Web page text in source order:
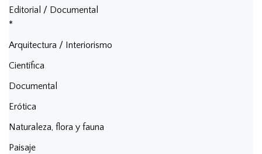
Editorial / Documental
*
Arquitectura / Interiorismo
Científica
Documental
Erótica
Naturaleza, flora y fauna
Paisaje